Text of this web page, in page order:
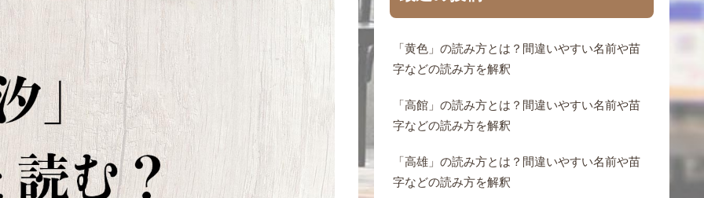
「黄色」の読み方とは？間違いやすい名前や苗
字などの読み方を解釈
「高館」の読み方とは？間違いやすい名前や苗
字などの読み方を解釈
「高雄」の読み方とは？間違いやすい名前や苗
字などの読み方を解釈